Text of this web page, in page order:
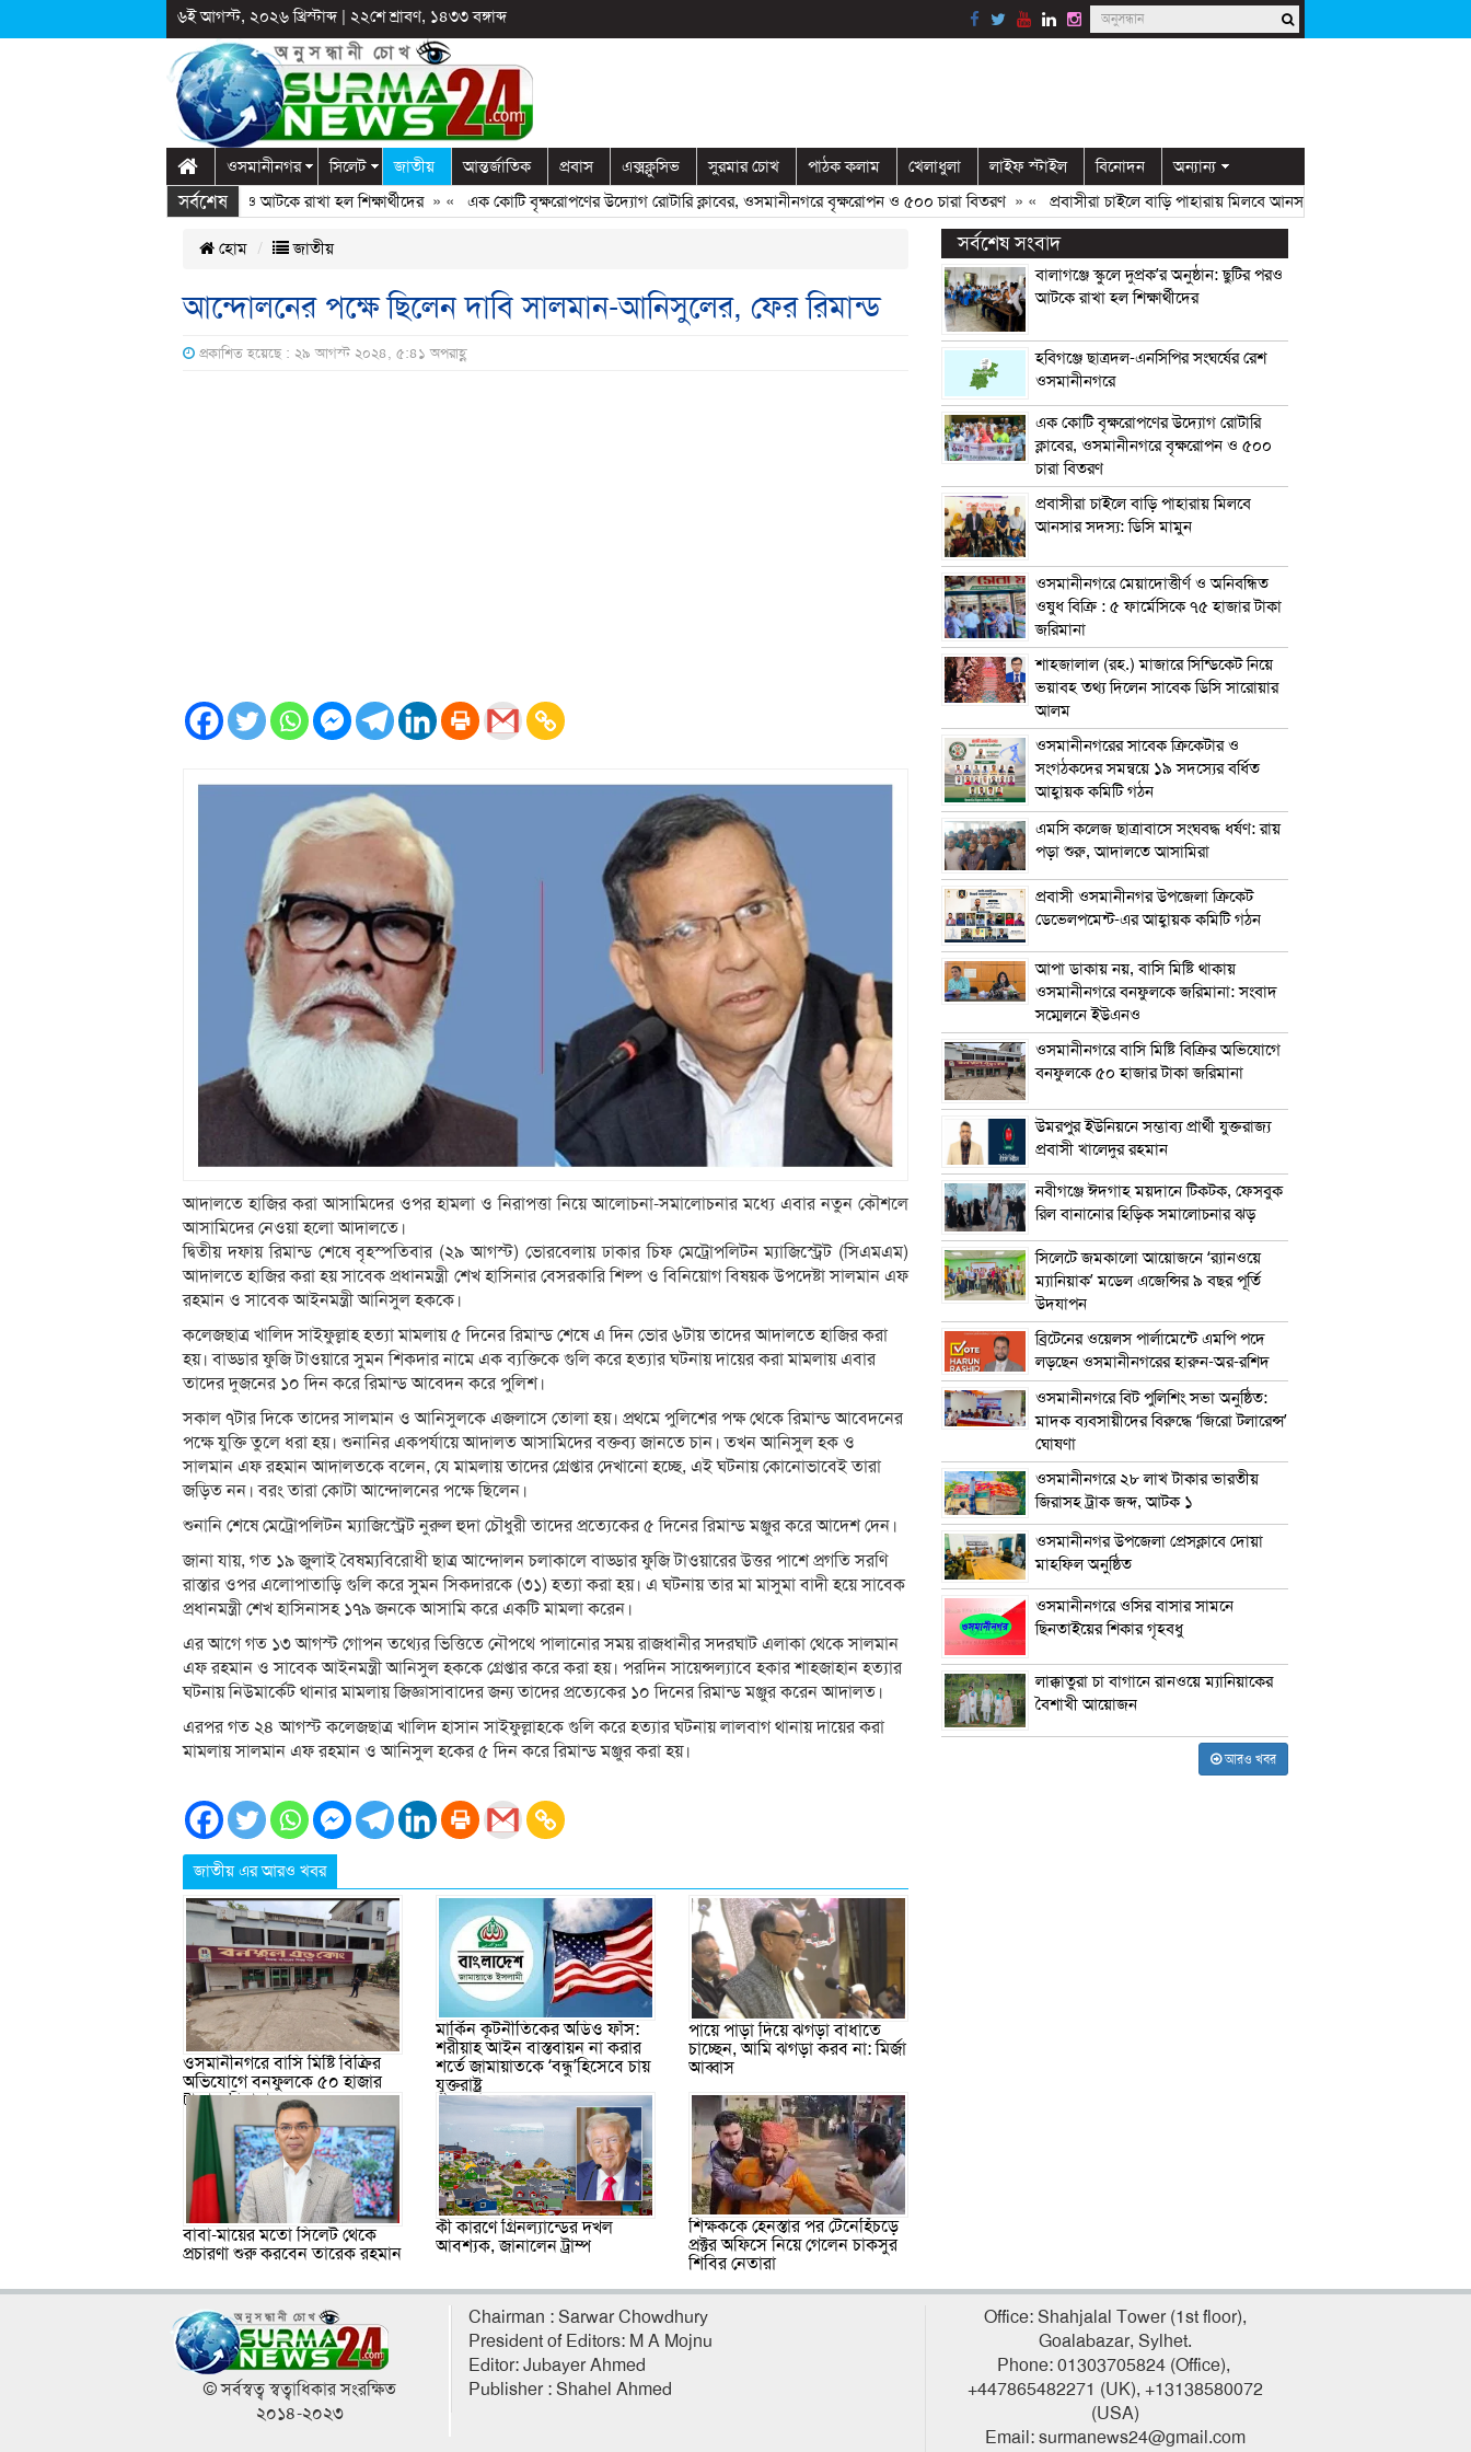
৬ই আগস্ট, ২০২৬ খ্রিস্টাব্দ| ২২শে শ্রাবণ, ১৪৩৩ বঙ্গাব্দ
ওসমানীনগর সিলেট জাতীয় আন্তর্জাতিক প্রবাস এক্সক্লুসিভ সুরমার চোখ পাঠক কলাম খেলাধুলা লাইফ স্টাইল বিনোদন অন্যান্য
সর্বশেষ
স্কুলে দুপ্রক’র অনুষ্ঠান: ছুটির পরও আটকে রাখা হল শিক্ষার্থীদের» « এক কোটি বৃক্ষরোপণের উদ্যোগ রোটারি ক্লাবের, ওসমানীনগরে বৃক্ষরোপন ও ৫০০ চারা বিতরণ» « প্রবাসীরা চাইলে বাড়ি পাহারায় মিলবে আনসার সদস্য: ডিসি মামুন
হোম জাতীয়
আন্দোলনের পক্ষে ছিলেন দাবি সালমান-আনিসুলের, ফের রিমান্ড
প্রকাশিত হয়েছে : ২৯ আগস্ট ২০২৪, ৫:৪১ অপরাহ্ণ
আদালতে হাজির করা আসামিদের ওপর হামলা ও নিরাপত্তা নিয়ে আলোচনা-সমালোচনার মধ্যে এবার নতুন কৌশলে
আসামিদের নেওয়া হলো আদালতে।
দ্বিতীয় দফায় রিমান্ড শেষে বৃহস্পতিবার (২৯ আগস্ট) ভোরবেলায় ঢাকার চিফ মেট্রোপলিটন ম্যাজিস্ট্রেট (সিএমএম)
আদালতে হাজির করা হয় সাবেক প্রধানমন্ত্রী শেখ হাসিনার বেসরকারি শিল্প ও বিনিয়োগ বিষয়ক উপদেষ্টা সালমান এফ
রহমান ও সাবেক আইনমন্ত্রী আনিসুল হককে।
কলেজছাত্র খালিদ সাইফুল্লাহ হত্যা মামলায় ৫ দিনের রিমান্ড শেষে এ দিন ভোর ৬টায় তাদের আদালতে হাজির করা
হয়। বাড্ডার ফুজি টাওয়ারে সুমন শিকদার নামে এক ব্যক্তিকে গুলি করে হত্যার ঘটনায় দায়ের করা মামলায় এবার
তাদের দুজনের ১০ দিন করে রিমান্ড আবেদন করে পুলিশ।
সকাল ৭টার দিকে তাদের সালমান ও আনিসুলকে এজলাসে তোলা হয়। প্রথমে পুলিশের পক্ষ থেকে রিমান্ড আবেদনের
পক্ষে যুক্তি তুলে ধরা হয়। শুনানির একপর্যায়ে আদালত আসামিদের বক্তব্য জানতে চান। তখন আনিসুল হক ও
সালমান এফ রহমান আদালতকে বলেন, যে মামলায় তাদের গ্রেপ্তার দেখানো হচ্ছে, এই ঘটনায় কোনোভাবেই তারা
জড়িত নন। বরং তারা কোটা আন্দোলনের পক্ষে ছিলেন।
শুনানি শেষে মেট্রোপলিটন ম্যাজিস্ট্রেট নুরুল হুদা চৌধুরী তাদের প্রত্যেকের ৫ দিনের রিমান্ড মঞ্জুর করে আদেশ দেন।
জানা যায়, গত ১৯ জুলাই বৈষম্যবিরোধী ছাত্র আন্দোলন চলাকালে বাড্ডার ফুজি টাওয়ারের উত্তর পাশে প্রগতি সরণি
রাস্তার ওপর এলোপাতাড়ি গুলি করে সুমন সিকদারকে (৩১) হত্যা করা হয়। এ ঘটনায় তার মা মাসুমা বাদী হয়ে সাবেক
প্রধানমন্ত্রী শেখ হাসিনাসহ ১৭৯ জনকে আসামি করে একটি মামলা করেন।
এর আগে গত ১৩ আগস্ট গোপন তথ্যের ভিত্তিতে নৌপথে পালানোর সময় রাজধানীর সদরঘাট এলাকা থেকে সালমান
এফ রহমান ও সাবেক আইনমন্ত্রী আনিসুল হককে গ্রেপ্তার করে করা হয়। পরদিন সায়েন্সল্যাবে হকার শাহজাহান হত্যার
ঘটনায় নিউমার্কেট থানার মামলায় জিজ্ঞাসাবাদের জন্য তাদের প্রত্যেকের ১০ দিনের রিমান্ড মঞ্জুর করেন আদালত।
এরপর গত ২৪ আগস্ট কলেজছাত্র খালিদ হাসান সাইফুল্লাহকে গুলি করে হত্যার ঘটনায় লালবাগ থানায় দায়ের করা
মামলায় সালমান এফ রহমান ও আনিসুল হকের ৫ দিন করে রিমান্ড মঞ্জুর করা হয়।
জাতীয় এর আরও খবর
ওসমানীনগরে বাসি মিষ্টি বিক্রির
অভিযোগে বনফুলকে ৫০ হাজার
টাকা জরিমানা
মার্কিন কূটনীতিকের অডিও ফাঁস:
শরীয়াহ আইন বাস্তবায়ন না করার
শর্তে জামায়াতকে ‘বন্ধু’হিসেবে চায়
যুক্তরাষ্ট্র
পায়ে পাড়া দিয়ে ঝগড়া বাধাতে
চাচ্ছেন, আমি ঝগড়া করব না: মির্জা
আব্বাস
বাবা-মায়ের মতো সিলেট থেকে
প্রচারণা শুরু করবেন তারেক রহমান
কী কারণে গ্রিনল্যান্ডের দখল
আবশ্যক, জানালেন ট্রাম্প
শিক্ষককে হেনস্তার পর টেনেহিঁচড়ে
প্রক্টর অফিসে নিয়ে গেলেন চাকসুর
শিবির নেতারা
সর্বশেষ সংবাদ
বালাগঞ্জে স্কুলে দুপ্রক’র অনুষ্ঠান: ছুটির পরও
আটকে রাখা হল শিক্ষার্থীদের
হবিগঞ্জে ছাত্রদল-এনসিপির সংঘর্ষের রেশ
ওসমানীনগরে
এক কোটি বৃক্ষরোপণের উদ্যোগ রোটারি
ক্লাবের, ওসমানীনগরে বৃক্ষরোপন ও ৫০০
চারা বিতরণ
প্রবাসীরা চাইলে বাড়ি পাহারায় মিলবে
আনসার সদস্য: ডিসি মামুন
ওসমানীনগরে মেয়াদোত্তীর্ণ ও অনিবন্ধিত
ওষুধ বিক্রি : ৫ ফার্মেসিকে ৭৫ হাজার টাকা
জরিমানা
শাহজালাল (রহ.) মাজারে সিন্ডিকেট নিয়ে
ভয়াবহ তথ্য দিলেন সাবেক ডিসি সারোয়ার
আলম
ওসমানীনগরের সাবেক ক্রিকেটার ও
সংগঠকদের সমন্বয়ে ১৯ সদস্যের বর্ধিত
আহ্বায়ক কমিটি গঠন
এম‌সি কলেজ ছাত্রাবাসে সংঘবদ্ধ ধর্ষণ: রায়
পড়া শুরু, আদালতে আসামিরা
প্রবাসী ওসমানীনগর উপজেলা ক্রিকেট
ডেভেলপমেন্ট-এর আহ্বায়ক কমিটি গঠন
আপা ডাকায় নয়, বাসি মিষ্টি থাকায়
ওসমানীনগরে বনফুলকে জরিমানা: সংবাদ
সম্মেলনে ইউএনও
ওসমানীনগরে বাসি মিষ্টি বিক্রির অভিযোগে
বনফুলকে ৫০ হাজার টাকা জরিমানা
উমরপুর ইউনিয়নে সম্ভাব্য প্রার্থী যুক্তরাজ্য
প্রবাসী খালেদুর রহমান
নবীগঞ্জে ঈদগাহ ময়দানে টিকটক, ফেসবুক
রিল বানানোর হিড়িক সমালোচনার ঝড়
সিলেটে জমকালো আয়োজনে ‘র‍্যানওয়ে
ম্যানিয়াক’ মডেল এজেন্সির ৯ বছর পূর্তি
উদযাপন
ব্রিটেনের ওয়েলস পার্লামেন্টে এমপি পদে
লড়ছেন ওসমানীনগরের হারুন-অর-রশিদ
ওসমানীনগরে বিট পুলিশিং সভা অনুষ্ঠিত:
মাদক ব্যবসায়ীদের বিরুদ্ধে ‘জিরো টলারেন্স’
ঘোষণা
ওসমানীনগরে ২৮ লাখ টাকার ভারতীয়
জিরাসহ ট্রাক জব্দ, আটক ১
ওসমানীনগর উপজেলা প্রেসক্লাবে দোয়া
মাহফিল অনুষ্ঠিত
ওসমানীনগরে ওসির বাসার সামনে
ছিনতাইয়ের শিকার গৃহবধু
লাক্কাতুরা চা বাগানে রানওয়ে ম্যানিয়াকের
বৈশাখী আয়োজন
আরও খবর
© সর্বস্বত্ব স্বত্বাধিকার সংরক্ষিত
২০১৪-২০২৩
Chairman : Sarwar Chowdhury
President of Editors: M A Mojnu
Editor: Jubayer Ahmed
Publisher : Shahel Ahmed
Office: Shahjalal Tower (1st floor),
Goalabazar, Sylhet.
Phone: 01303705824 (Office),
+447865482271 (UK), +13138580072
(USA)
Email: surmanews24@gmail.com